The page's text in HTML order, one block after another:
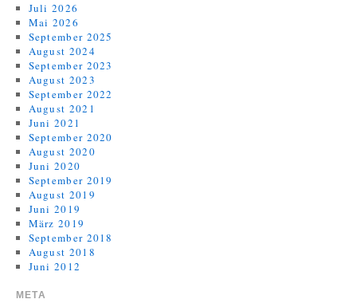
Juli 2026
Mai 2026
September 2025
August 2024
September 2023
August 2023
September 2022
August 2021
Juni 2021
September 2020
August 2020
Juni 2020
September 2019
August 2019
Juni 2019
März 2019
September 2018
August 2018
Juni 2012
META